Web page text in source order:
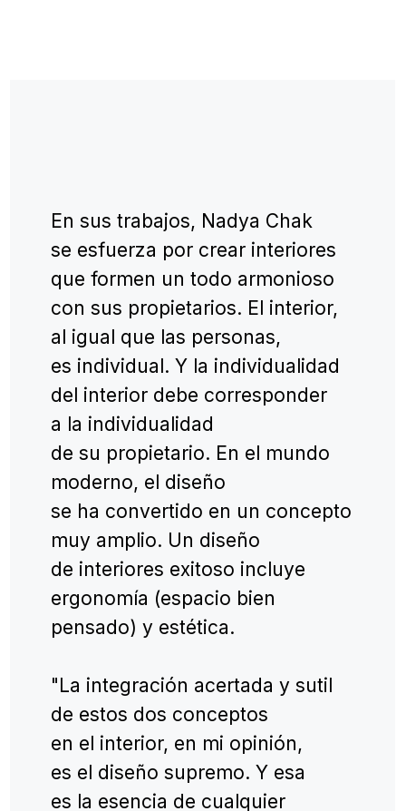
internacional International
Property Awards (Reino Unido).
En 2018 fue nominada
al premio internacional
de diseño SBID.
Ha sido incluida tres veces
en la lista de los "100 mejores
arquitectos y diseñadores